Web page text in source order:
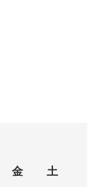
金 土